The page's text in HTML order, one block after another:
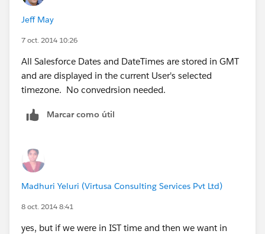
Jeff May
7 oct. 2014 10:26
All Salesforce Dates and DateTimes are stored in GMT
and are displayed in the current User's selected
timezone. No convedrsion needed.
Marcar como útil
Madhuri Yeluri (Virtusa Consulting Services Pvt Ltd)
8 oct. 2014 8:41
yes, but if we were in IST time and then we want in